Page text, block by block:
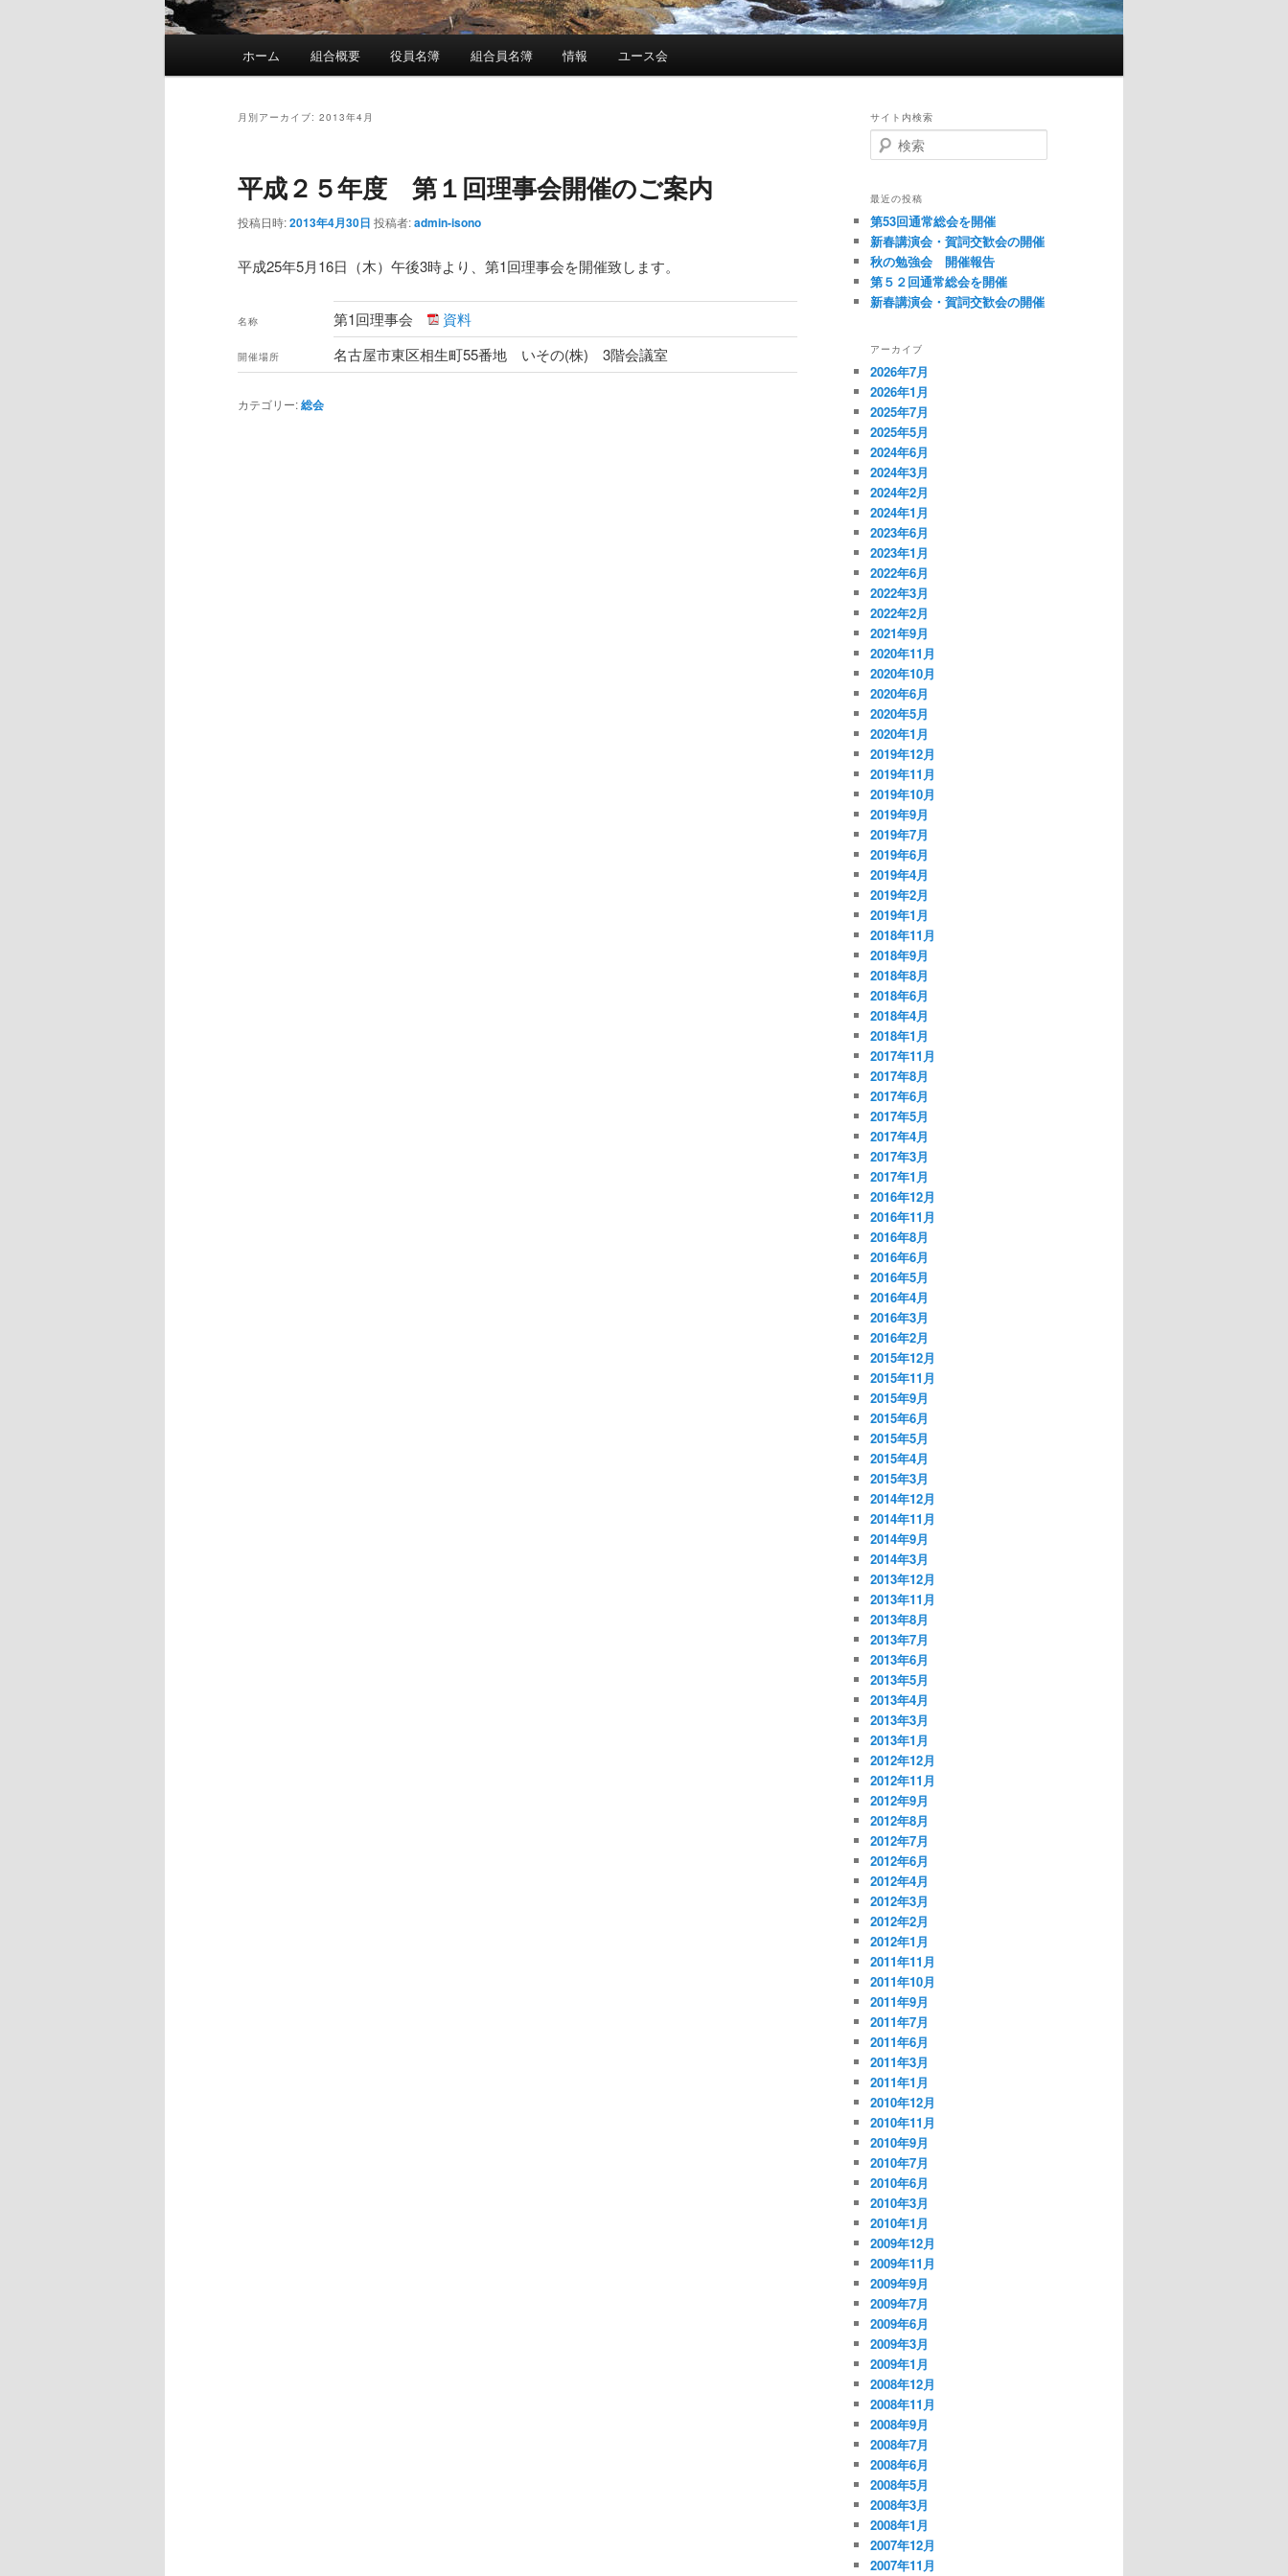
ホーム 組合概要 役員名簿 組合員名簿 情報 ユース会
月別アーカイブ: 2013年4月
平成２５年度 第１回理事会開催のご案内
投稿日時:2013年4月30日 投稿者:admin-isono
平成25年5月16日（木）午後3時より、第1回理事会を開催致します。
名称 第1回理事会 資料
開催場所 名古屋市東区相生町55番地 いその(株) 3階会議室
カテゴリー:総会
サイト内検索
検
索
最近の投稿
第53回通常総会を開催
新春講演会・賀詞交歓会の開催
秋の勉強会 開催報告
第５２回通常総会を開催
新春講演会・賀詞交歓会の開催
アーカイブ
2026年7月
2026年1月
2025年7月
2025年5月
2024年6月
2024年3月
2024年2月
2024年1月
2023年6月
2023年1月
2022年6月
2022年3月
2022年2月
2021年9月
2020年11月
2020年10月
2020年6月
2020年5月
2020年1月
2019年12月
2019年11月
2019年10月
2019年9月
2019年7月
2019年6月
2019年4月
2019年2月
2019年1月
2018年11月
2018年9月
2018年8月
2018年6月
2018年4月
2018年1月
2017年11月
2017年8月
2017年6月
2017年5月
2017年4月
2017年3月
2017年1月
2016年12月
2016年11月
2016年8月
2016年6月
2016年5月
2016年4月
2016年3月
2016年2月
2015年12月
2015年11月
2015年9月
2015年6月
2015年5月
2015年4月
2015年3月
2014年12月
2014年11月
2014年9月
2014年3月
2013年12月
2013年11月
2013年8月
2013年7月
2013年6月
2013年5月
2013年4月
2013年3月
2013年1月
2012年12月
2012年11月
2012年9月
2012年8月
2012年7月
2012年6月
2012年4月
2012年3月
2012年2月
2012年1月
2011年11月
2011年10月
2011年9月
2011年7月
2011年6月
2011年3月
2011年1月
2010年12月
2010年11月
2010年9月
2010年7月
2010年6月
2010年3月
2010年1月
2009年12月
2009年11月
2009年9月
2009年7月
2009年6月
2009年3月
2009年1月
2008年12月
2008年11月
2008年9月
2008年7月
2008年6月
2008年5月
2008年3月
2008年1月
2007年12月
2007年11月